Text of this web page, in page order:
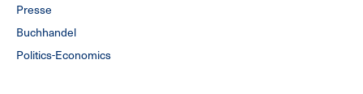
Presse
Buchhandel
Politics-Economics